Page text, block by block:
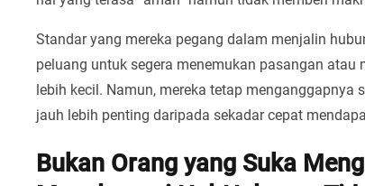
Standar yang mereka pegang dalam menjalin
peluang untuk segera menemukan pasangan
lebih kecil. Namun, mereka tetap
jauh lebih penting daripada sekadar cepat
Bukan Orang yang Suka